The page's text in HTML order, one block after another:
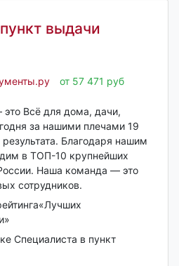
выдачи
от 57 471 руб
Всё для дома, дачи,
за нашими плечами 19
результата. Благодаря нашим
в ТОП-10 крупнейших
Наша команда — это
сотрудников.
Специалиста в пункт